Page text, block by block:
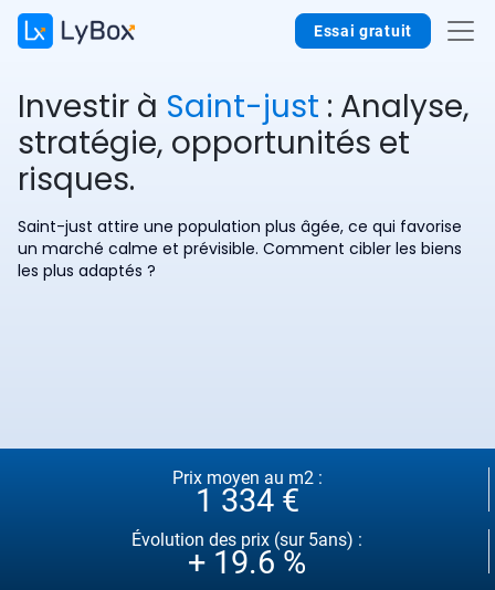
Essai gratuit
Investir à Saint-just : Analyse,
stratégie, opportunités et
risques.
Saint-just attire une population plus âgée, ce qui favorise
un marché calme et prévisible. Comment cibler les biens
les plus adaptés ?
Prix moyen au m2 :
1 334 €
Évolution des prix (sur 5ans) :
+ 19.6 %